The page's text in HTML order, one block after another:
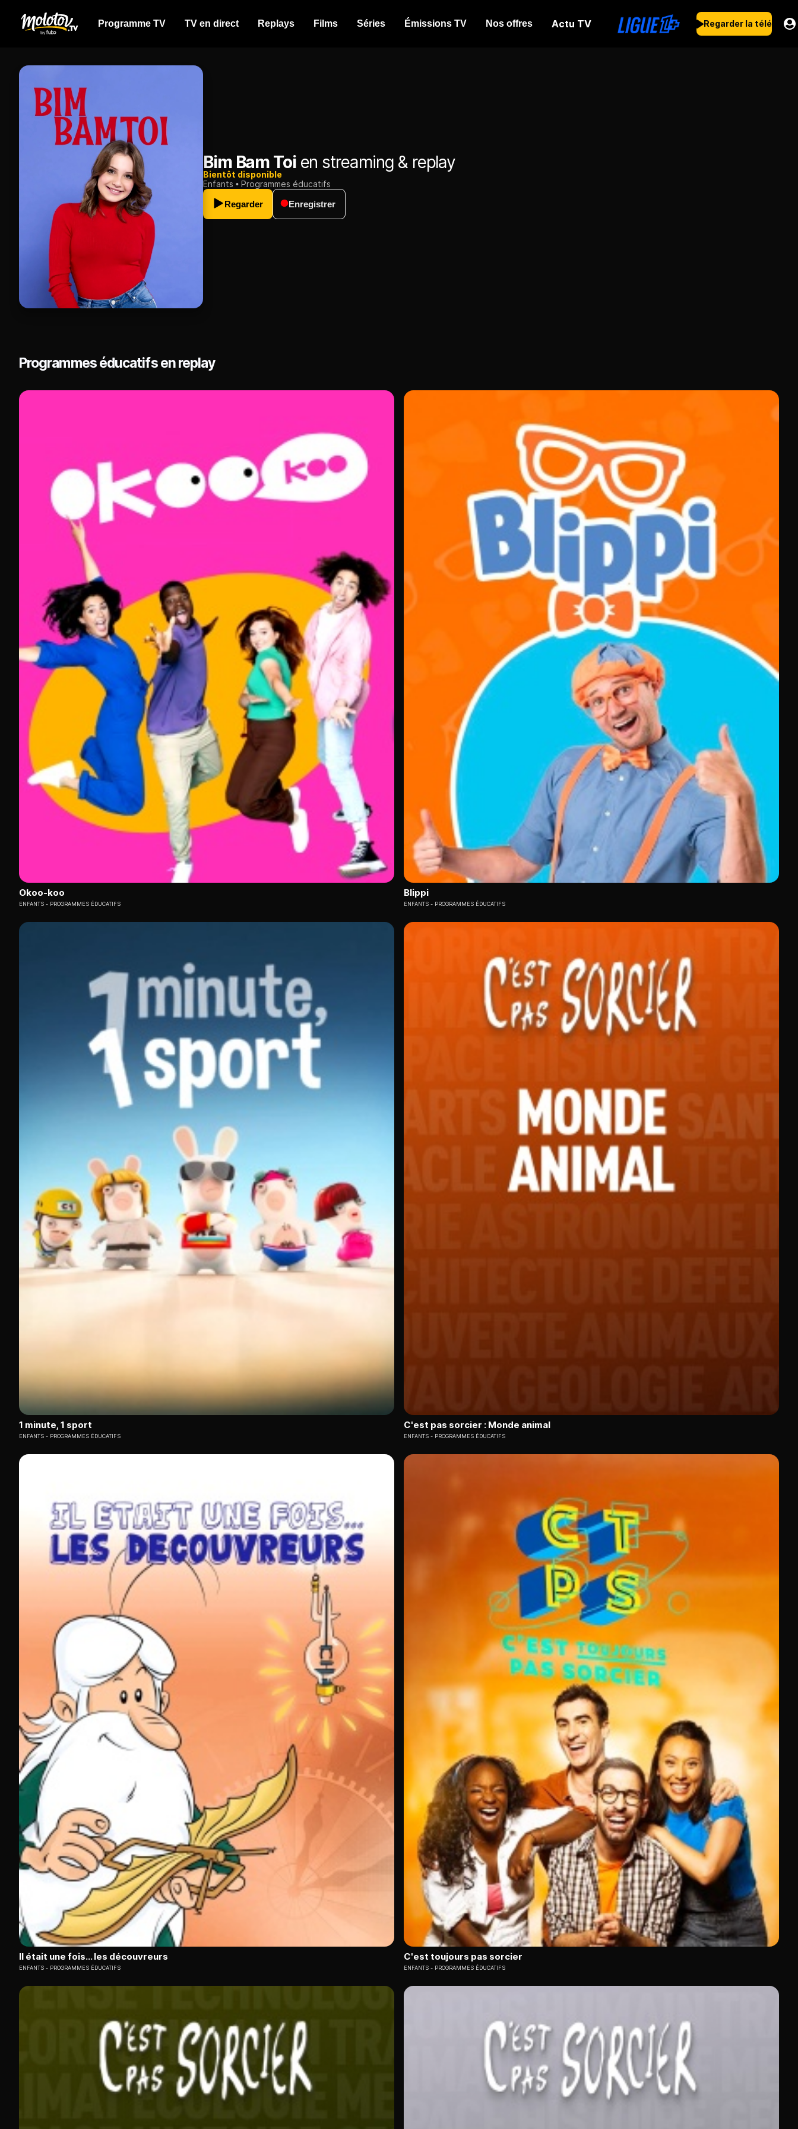
Programme TV TV en direct Replays Films Séries Émissions TV Nos offres Actu TV Regarder la télé
Bim Bam Toien streaming & replay
Bientôt disponible
Enfants
Programmes éducatifs
Regarder
Enregistrer
Programmes éducatifs en replay
Okoo-koo
ENFANTS PROGRAMMES ÉDUCATIFS
Blippi
ENFANTS PROGRAMMES ÉDUCATIFS
1 minute, 1 sport
ENFANTS PROGRAMMES ÉDUCATIFS
C'est pas sorcier : Monde animal
ENFANTS PROGRAMMES ÉDUCATIFS
Il était une fois... les découvreurs
ENFANTS PROGRAMMES ÉDUCATIFS
C'est toujours pas sorcier
ENFANTS PROGRAMMES ÉDUCATIFS